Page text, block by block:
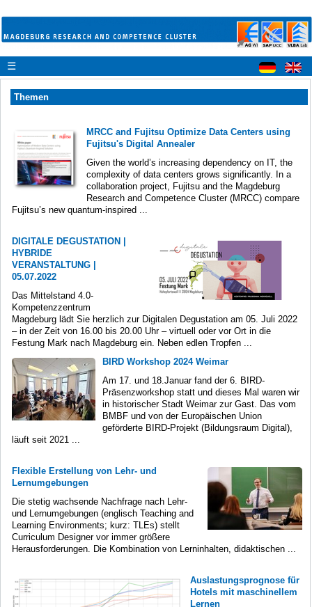
☰
Themen
MRCC and Fujitsu Optimize Data Centers using
Fujitsu's Digital Annealer
Given the world’s increasing dependency on IT, the
complexity of data centers grows significantly. In a
collaboration project, Fujitsu and the Magdeburg
Research and Competence Cluster (MRCC) compare
Fujitsu’s new quantum-inspired ...
DIGITALE DEGUSTATION |
HYBRIDE
VERANSTALTUNG |
05.07.2022
Das Mittelstand 4.0-
Kompetenzzentrum
Magdeburg lädt Sie herzlich zur Digitalen Degustation am 05. Juli 2022
– in der Zeit von 16.00 bis 20.00 Uhr – virtuell oder vor Ort in die
Festung Mark nach Magdeburg ein. Neben edlen Tropfen ...
BIRD Workshop 2024 Weimar
Am 17. und 18.Januar fand der 6. BIRD-
Präsenzworkshop statt und dieses Mal waren wir
in historischer Stadt Weimar zur Gast. Das vom
BMBF und von der Europäischen Union
geförderte BIRD-Projekt (Bildungsraum Digital),
läuft seit 2021 ...
Flexible Erstellung von Lehr- und
Lernumgebungen
Die stetig wachsende Nachfrage nach Lehr-
und Lernumgebungen (englisch Teaching and
Learning Environments; kurz: TLEs) stellt
Curriculum Designer vor immer größere
Herausforderungen. Die Kombination von Lerninhalten, didaktischen ...
Auslastungsprognose für
Hotels mit maschinellem
Lernen